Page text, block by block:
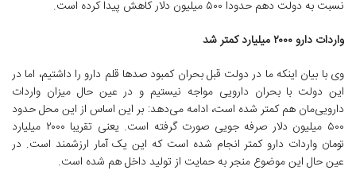
نسبت به دولت دهم حدودا ۵۰۰ میلیون دلار کاهش پیدا کرده است.
واردات دارو ۲۰۰۰ میلیارد کمتر شد
وی با بیان اینکه ما در دولت قبل بحران کمبود صدها قلم دارو را داشتیم، اما در
این دولت با بحران دارویی مواجه نیستیم و در عین حال میزان واردات
دارویی‌مان هم کمتر شده است، ادامه می‌دهد: بر این اساس از این محل حدود
۵۰۰ میلیون دلار صرفه جویی صورت گرفته است. یعنی تقریبا ۲۰۰۰ میلیارد
تومان واردات دارو کمتر انجام شده است که این یک آمار ارزشمند است. در
عین حال این موضوع منجر به حمایت از تولید داخل هم شده است.